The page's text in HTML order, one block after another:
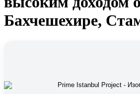
Бахчешехире,